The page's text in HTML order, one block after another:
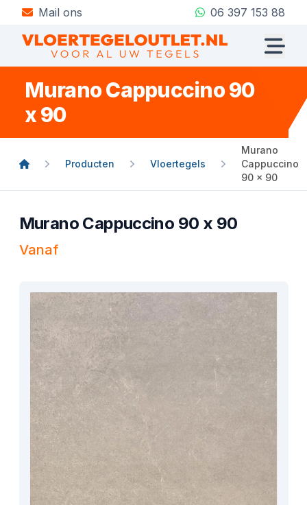
Mail ons 06 397 153 88
Murano Cappuccino 90
x 90
Producten Vloertegels
Murano
Cappuccino
90 x 90
Murano Cappuccino 90 x 90
Vanaf